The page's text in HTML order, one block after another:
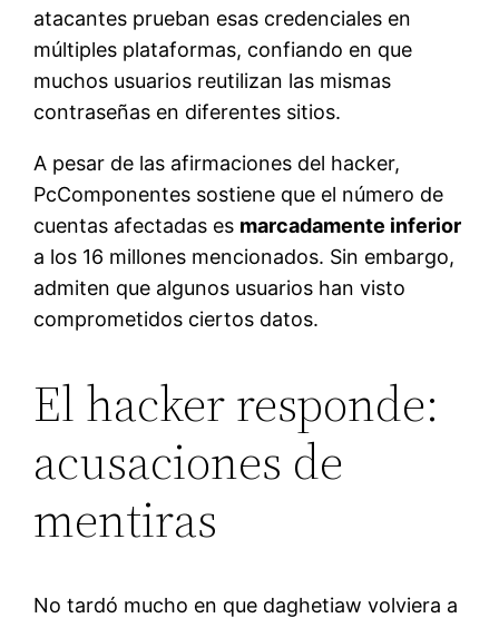
atacantes prueban esas credenciales en
múltiples plataformas, confiando en que
muchos usuarios reutilizan las mismas
contraseñas en diferentes sitios.
A pesar de las afirmaciones del hacker,
PcComponentes sostiene que el número de
cuentas afectadas es marcadamente inferior
a los 16 millones mencionados. Sin embargo,
admiten que algunos usuarios han visto
comprometidos ciertos datos.
El hacker responde:
acusaciones de
mentiras
No tardó mucho en que daghetiaw volviera a